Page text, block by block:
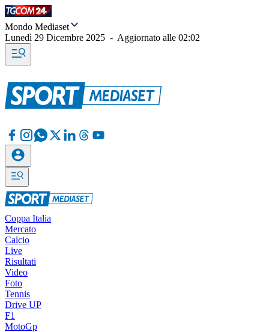
Mondo Mediaset
Lunedì 29 Dicembre 2025 - Aggiornato alle 02:02
Coppa Italia
Mercato
Calcio
Live
Risultati
Video
Foto
Tennis
Drive UP
F1
MotoGp